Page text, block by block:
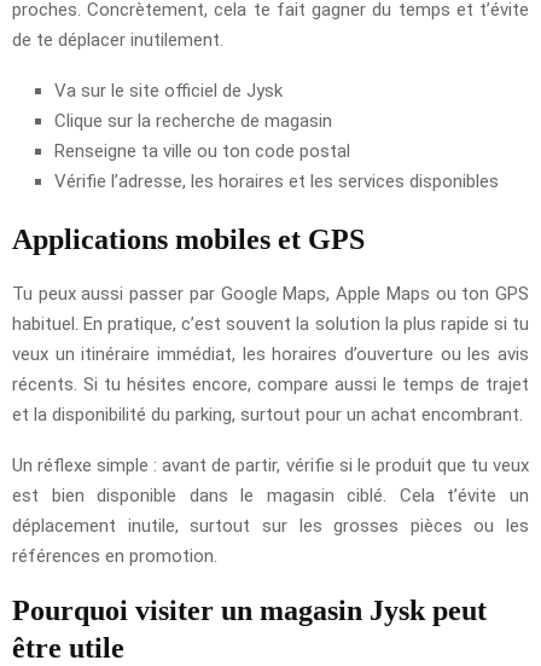
proches. Concrètement, cela te fait gagner du temps et t’évite
de te déplacer inutilement.
Va sur le site officiel de Jysk
Clique sur la recherche de magasin
Renseigne ta ville ou ton code postal
Vérifie l’adresse, les horaires et les services disponibles
Applications mobiles et GPS
Tu peux aussi passer par Google Maps, Apple Maps ou ton GPS
habituel. En pratique, c’est souvent la solution la plus rapide si tu
veux un itinéraire immédiat, les horaires d’ouverture ou les avis
récents. Si tu hésites encore, compare aussi le temps de trajet
et la disponibilité du parking, surtout pour un achat encombrant.
Un réflexe simple : avant de partir, vérifie si le produit que tu veux
est bien disponible dans le magasin ciblé. Cela t’évite un
déplacement inutile, surtout sur les grosses pièces ou les
références en promotion.
Pourquoi visiter un magasin Jysk peut
être utile